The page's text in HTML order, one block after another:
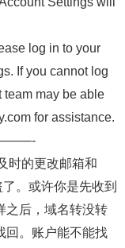
log in to your
If you cannot log
team may be able
for assistance.
时的更改邮箱和
。或许你是先收到
之后，域名转没转
回。账户能不能找